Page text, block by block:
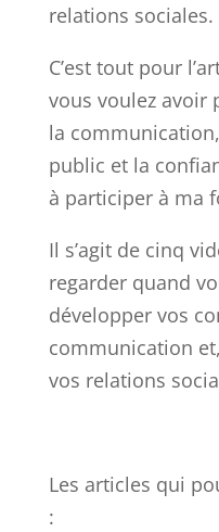
relations sociales.
C’est tout pour
vous voulez avoir
la
public et la
à participer à ma
Il s’agit de cinq
regarder quand
développer vos
communication
vos relations
Les articles qui
: